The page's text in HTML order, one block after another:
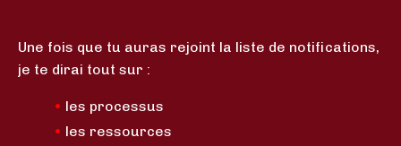
Une fois que tu auras rejoint la liste de notifications,
je te dirai tout sur :
• les processus
• les ressources